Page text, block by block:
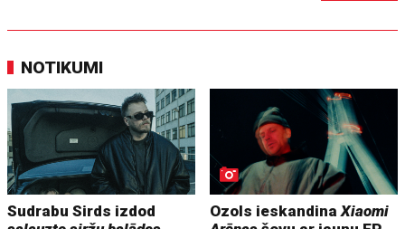
NOTIKUMI
Sudrabu Sirds izdod
Ozols ieskandinaXiaomi